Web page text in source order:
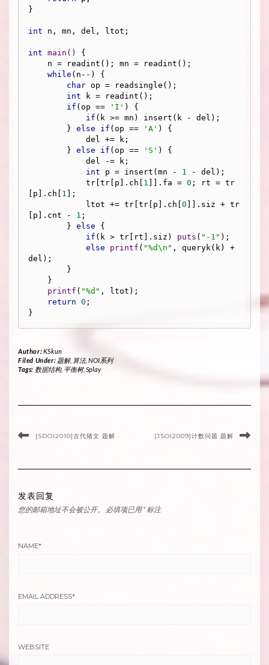
}
int n, mn, del, ltot;
int main ()
{
while (n--) {
char op = readsingle();
int k = readint();
if (op == 'I' ) {
if (k >= mn) insert(k - del);
        }
else if (op == 'A' ) {
        }
else if (op == 'S' ) {
int p = insert(mn - 1 - del);
            tr[tr[p].ch[
1 ]].fa = 0 ; rt = tr
[p].ch[ 1 ];
            ltot += tr[tr[p].ch[
0 ]].siz + tr
[p].cnt - 1 ;
        }
else {
if (k > tr[rt].siz) puts ( "-1" );
else
printf ( "%d\n" , queryk(k) +
del);
printf ( "%d" , ltot);
return 0 ;
Author:KSkun
Filed Under: 题解, 算法, NOI系列
Tags: 数据结构, 平衡树, Splay
[SDOI2010]古代猪文 题解 [JSOI2009]计数问题 题解
发表回复
您的邮箱地址不会被公开。 必填项已用*标注
NAME*
EMAIL ADDRESS*
WEBSITE